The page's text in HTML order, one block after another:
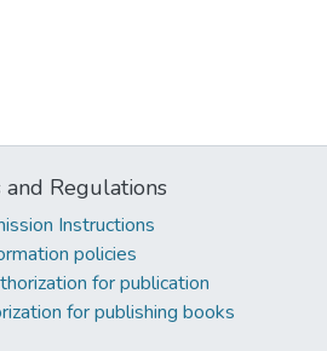
and Regulations
Instructions
policies
for publication
for publishing books